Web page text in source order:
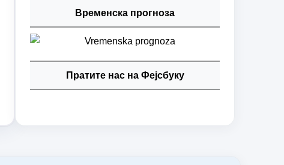
Временска прогноза
Пратите нас на Фејсбуку